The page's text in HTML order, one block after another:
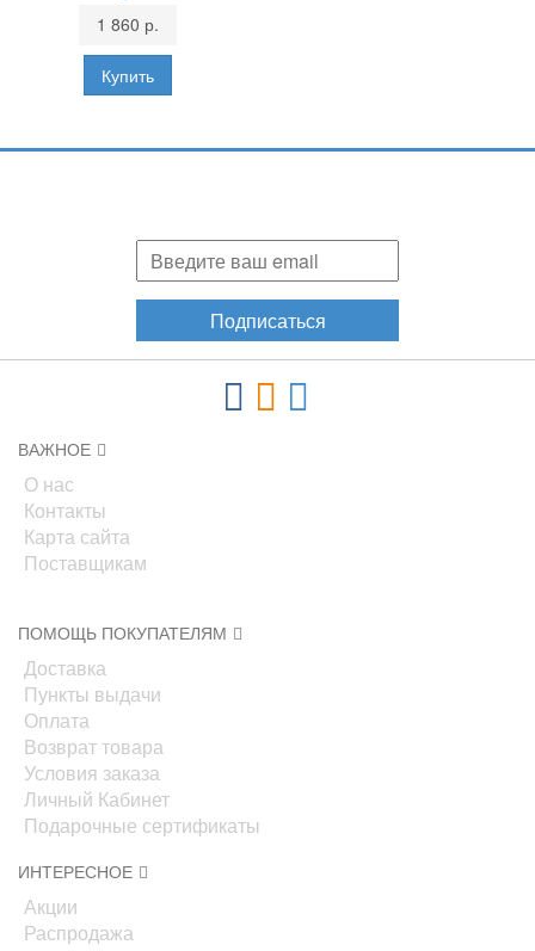
1 860 р.
Подписаться
ВАЖНОЕ
О нас
Контакты
Карта сайта
Поставщикам
ПОМОЩЬ ПОКУПАТЕЛЯМ
Доставка
Пункты выдачи
Оплата
Возврат товара
Условия заказа
Личный Кабинет
Подарочные сертификаты
ИНТЕРЕСНОЕ
Акции
Распродажа